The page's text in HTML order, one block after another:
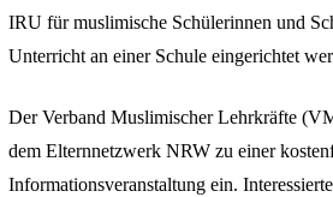
IRU für muslimische Schülerinnen und
Unterricht an einer Schule eingerichtet
Der Verband Muslimischer Lehrkräfte
dem Elternnetzwerk NRW zu einer
Informationsveranstaltung ein.